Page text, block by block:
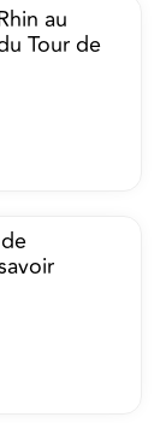
au
Tour de